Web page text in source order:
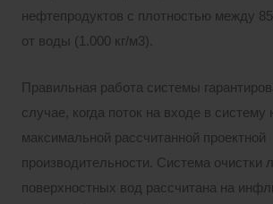
нефтепродуктов с плотностью между
от воды (1.000 кг/м3).
Правильная работа системы
случае, когда поток на входе в
максимальной рассчитанной проектной
производительности. Система очистки
поверхностных вод рассчитана на